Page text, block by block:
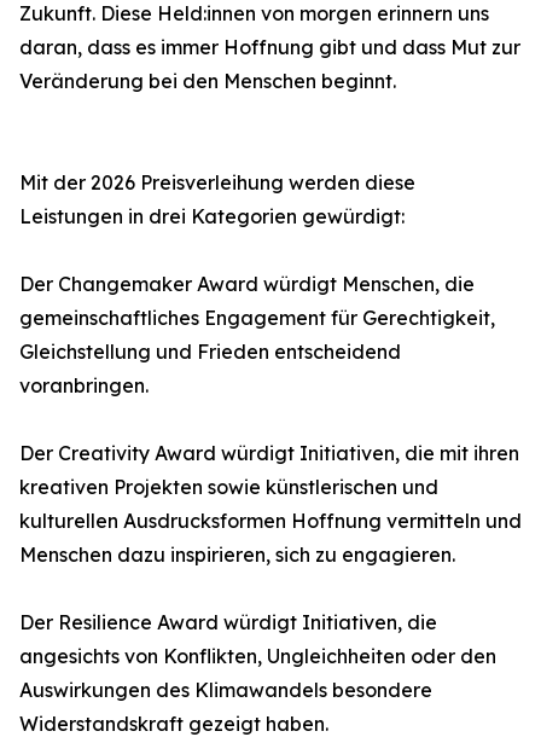
Zukunft. Diese Held:innen von morgen erinnern uns
daran, dass es immer Hoffnung gibt und dass Mut zur
Veränderung bei den Menschen beginnt.
Mit der 2026 Preisverleihung werden diese
Leistungen in drei Kategorien gewürdigt:
Der Changemaker Award würdigt Menschen, die
gemeinschaftliches Engagement für Gerechtigkeit,
Gleichstellung und Frieden entscheidend
voranbringen.
Der Creativity Award würdigt Initiativen, die mit ihren
kreativen Projekten sowie künstlerischen und
kulturellen Ausdrucksformen Hoffnung vermitteln und
Menschen dazu inspirieren, sich zu engagieren.
Der Resilience Award würdigt Initiativen, die
angesichts von Konflikten, Ungleichheiten oder den
Auswirkungen des Klimawandels besondere
Widerstandskraft gezeigt haben.